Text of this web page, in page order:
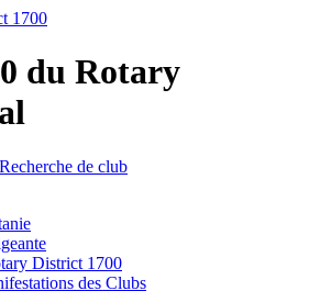
du Rotary
Recherche de club
District 1700
des Clubs